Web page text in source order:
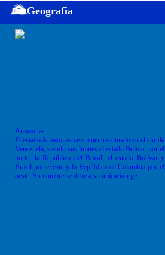
Geografia
Amazonas
El estado Amazonas se encuentra situado en el sur de
Venezuela, siendo sus límites el estado Bolívar por el
norte; la República del Brasil; el estado Bolívar y
Brasil por el este y la República de Colombia por el
oeste. Su nombre se debe a su ubicación ge